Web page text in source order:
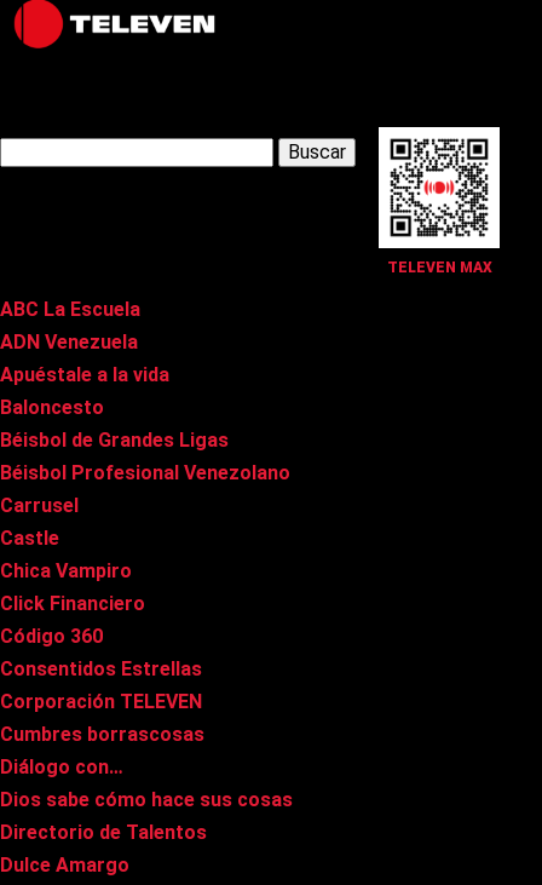
TELEVEN MAX
Latest Posts
ABC La Escuela
ADN Venezuela
Apuéstale a la vida
Baloncesto
Béisbol de Grandes Ligas
Béisbol Profesional Venezolano
Carrusel
Castle
Chica Vampiro
Click Financiero
Código 360
Consentidos Estrellas
Corporación TELEVEN
Cumbres borrascosas
Diálogo con…
Dios sabe cómo hace sus cosas
Directorio de Talentos
Dulce Amargo